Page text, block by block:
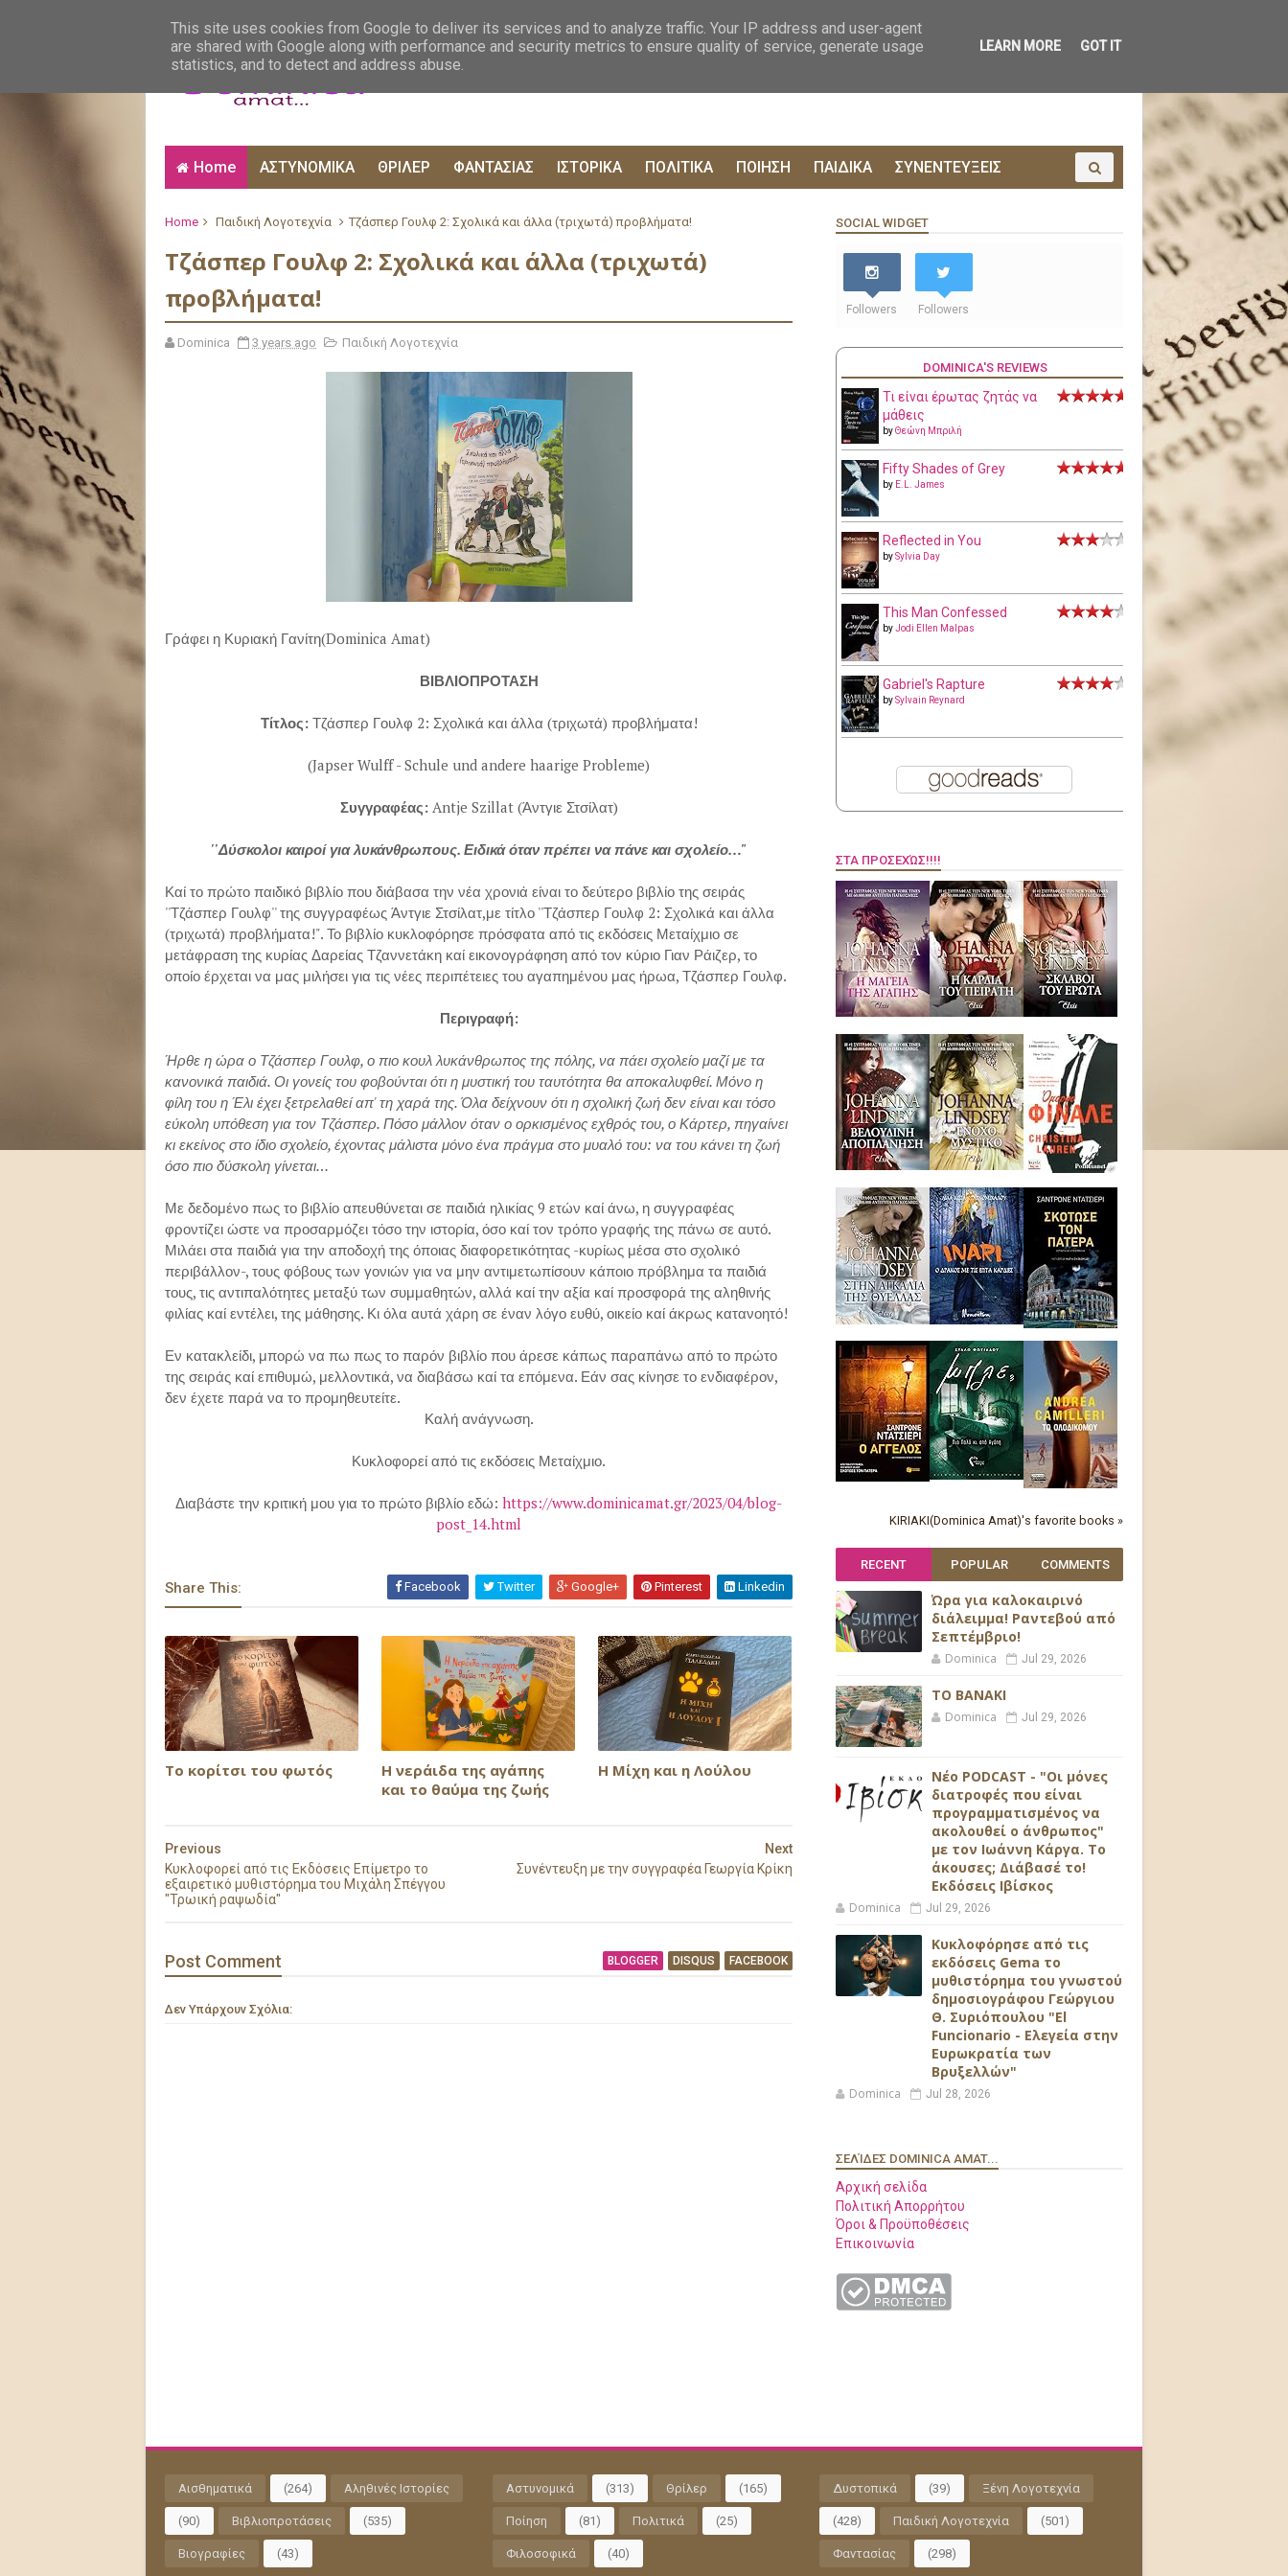
Home ΑΣΤΥΝΟΜΙΚΑ ΘΡΙΛΕΡ ΦΑΝΤΑΣΙΑΣ ΙΣΤΟΡΙΚΑ ΠΟΛΙΤΙΚΑ ΠΟΙΗΣΗ ΠΑΙΔΙΚΑ ΣΥΝΕΝΤΕΥΞΕΙΣ
Home Παιδική Λογοτεχνία Τζάσπερ Γουλφ 2: Σχολικά και άλλα (τριχωτά) προβλήματα!
Τζάσπερ Γουλφ 2: Σχολικά και άλλα (τριχωτά)
προβλήματα!
Dominica 3 years ago Παιδική Λογοτεχνία
Γράφει η Κυριακή Γανίτη(Dominica Amat)
ΒΙΒΛΙΟΠΡΟΤΑΣΗ
Τίτλος: Τζάσπερ Γουλφ 2: Σχολικά και άλλα (τριχωτά) προβλήματα!
(Japser Wulff - Schule und andere haarige Probleme)
Συγγραφέας: Antje Szillat (Άντγιε Στσίλατ)
''Δύσκολοι καιροί για λυκάνθρωπους. Ειδικά όταν πρέπει να πάνε και σχολείο…"
Καί το πρώτο παιδικό βιβλίο που διάβασα την νέα χρονιά είναι το δεύτερο βιβλίο της σειράς
''Τζάσπερ Γουλφ'' της συγγραφέως Άντγιε Στσίλατ,με τίτλο ''Τζάσπερ Γουλφ 2: Σχολικά και άλλα
(τριχωτά) προβλήματα!". Το βιβλίο κυκλοφόρησε πρόσφατα από τις εκδόσεις Μεταίχμιο σε
μετάφραση της κυρίας Δαρείας Τζαννετάκη καί εικονογράφηση από τον κύριο Γιαν Ράιζερ, το
οποίο έρχεται να μας μιλήσει για τις νέες περιπέτειες του αγαπημένου μας ήρωα, Τζάσπερ Γουλφ.
Περιγραφή:
Ήρθε η ώρα ο Τζάσπερ Γουλφ, ο πιο κουλ λυκάνθρωπος της πόλης, να πάει σχολείο μαζί με τα
κανονικά παιδιά. Οι γονείς του φοβούνται ότι η μυστική του ταυτότητα θα αποκαλυφθεί. Μόνο η
φίλη του η Έλι έχει ξετρελαθεί απ' τη χαρά της. Όλα δείχνουν ότι η σχολική ζωή δεν είναι και τόσο
εύκολη υπόθεση για τον Τζάσπερ. Πόσο μάλλον όταν ο ορκισμένος εχθρός του, ο Κάρτερ, πηγαίνει
κι εκείνος στο ίδιο σχολείο, έχοντας μάλιστα μόνο ένα πράγμα στο μυαλό του: να του κάνει τη ζωή
όσο πιο δύσκολη γίνεται…
Με δεδομένο πως το βιβλίο απευθύνεται σε παιδιά ηλικίας 9 ετών καί άνω, η συγγραφέας
φροντίζει ώστε να προσαρμόζει τόσο την ιστορία, όσο καί τον τρόπο γραφής της πάνω σε αυτό.
Μιλάει στα παιδιά για την αποδοχή της όποιας διαφορετικότητας -κυρίως μέσα στο σχολικό
περιβάλλον-, τους φόβους των γονιών για να μην αντιμετωπίσουν κάποιο πρόβλημα τα παιδιά
τους, τις αντιπαλότητες μεταξύ των συμμαθητών, αλλά καί την αξία καί προσφορά της αληθινής
φιλίας καί εντέλει, της μάθησης. Κι όλα αυτά χάρη σε έναν λόγο ευθύ, οικείο καί άκρως κατανοητό!
Εν κατακλείδι, μπορώ να πω πως το παρόν βιβλίο που άρεσε κάπως παραπάνω από το πρώτο
της σειράς καί επιθυμώ, μελλοντικά, να διαβάσω καί τα επόμενα. Εάν σας κίνησε το ενδιαφέρον,
δεν έχετε παρά να το προμηθευτείτε.
Καλή ανάγνωση.
Κυκλοφορεί από τις εκδόσεις Μεταίχμιο.
Διαβάστε την κριτική μου για το πρώτο βιβλίο εδώ: https://www.dominicamat.gr/2023/04/blog-
post_14.html
Share This: Facebook Twitter Google+ Pinterest Linkedin
Το κορίτσι του φωτός
Η νεράιδα της αγάπης
και το θαύμα της ζωής
Η Μίχη και η Λούλου
Next
Συνέντευξη με την συγγραφέα Γεωργία Κρίκη
Previous
Κυκλοφορεί από τις Εκδόσεις Επίμετρο το
εξαιρετικό μυθιστόρημα του Μιχάλη Σπέγγου
"Τρωική ραψωδία"
Post Comment BLOGGER DISQUS FACEBOOK
Δεν Υπάρχουν Σχόλια:
SOCIAL WIDGET
Followers Followers
DOMINICA'S REVIEWS
Τι είναι έρωτας ζητάς να
μάθεις
byΘεώνη Μπριλή
Fifty Shades of Grey
by E.L. James
Reflected in You
bySylvia Day
This Man Confessed
byJodi Ellen Malpas
Gabriel's Rapture
bySylvain Reynard
ΣΤΑ ΠΡΟΣΕΧΏΣ!!!!
KIRIAKI(Dominica Amat)'s favorite books »
RECENT POPULAR COMMENTS
Ώρα για καλοκαιρινό
διάλειμμα! Ραντεβού από
Σεπτέμβριο!
Dominica Jul 29, 2026
ΤΟ ΒΑΝΑΚΙ
Dominica Jul 29, 2026
Νέο PODCAST - "Οι μόνες
διατροφές που είναι
προγραμματισμένος να
ακολουθεί ο άνθρωπος"
με τον Ιωάννη Κάργα. Το
άκουσες; Διάβασέ το!
Εκδόσεις Ιβίσκος
Dominica Jul 29, 2026
Κυκλοφόρησε από τις
εκδόσεις Gema το
μυθιστόρημα του γνωστού
δημοσιογράφου Γεώργιου
Θ. Συριόπουλου "El
Funcionario - Ελεγεία στην
Ευρωκρατία των
Βρυξελλών"
Dominica Jul 28, 2026
ΣΕΛΊΔΕΣ DOMINICA AMAT...
Αρχική σελίδα
Πολιτική Απορρήτου
Όροι & Προϋποθέσεις
Επικοινωνία
Αισθηματικά (264) Αληθινές Ιστορίες
(90) Βιβλιοπροτάσεις (535)
Βιογραφίες (43)
Αστυνομικά (313) Θρίλερ (165)
Ποίηση (81) Πολιτικά (25)
Φιλοσοφικά (40)
Δυστοπικά (39) Ξένη Λογοτεχνία
(428) Παιδική Λογοτεχνία (501)
Φαντασίας (298)
This site uses cookies from Google to deliver its services and to analyze traffic. Your IP address and user-agent
are shared with Google along with performance and security metrics to ensure quality of service, generate usage
statistics, and to detect and address abuse.
LEARN MORE GOT IT